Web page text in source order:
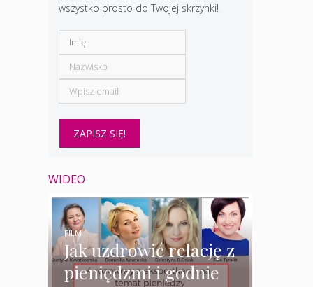
wszystko prosto do Twojej skrzynki!
WIDEO
Jak uzdrowić relację z
pieniędzmi i godnie
FILM